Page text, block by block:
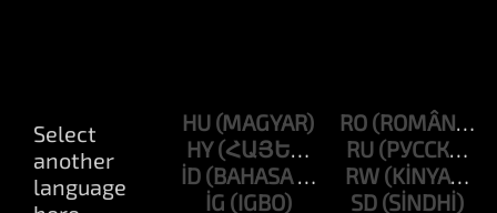
HU
HY
ID
IG
RO
RU
RW
SD